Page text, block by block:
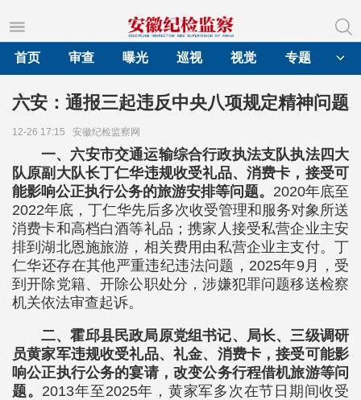
首页
审查 曝光 巡视 视觉 专题
六安：通报三起违反中央八项规定精神问题
12-26 17:15 安徽纪检监察网
一、六安市交通运输综合行政执法支队执法四大
队原副大队长丁仁华违规收受礼品、消费卡，接受可
能影响公正执行公务的旅游安排等问题。 2020年底至
2022年底，丁仁华先后多次收受管理和服务对象所送
消费卡和高档白酒等礼品；携家人接受私营企业主安
排到湖北恩施旅游，相关费用由私营企业主支付。丁
仁华还存在其他严重违纪违法问题，2025年9月，受
到开除党籍、开除公职处分，涉嫌犯罪问题移送检察
机关依法审查起诉。
二、霍邱县民政局原党组书记、局长、三级调研
员黄家军违规收受礼品、礼金、消费卡，接受可能影
响公正执行公务的宴请，改变公务行程借机旅游等问
题。 2013年至2025年，黄家军多次在节日期间收受